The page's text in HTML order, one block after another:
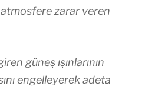
zarar veren
güneş ışınlarının
engelleyerek adeta